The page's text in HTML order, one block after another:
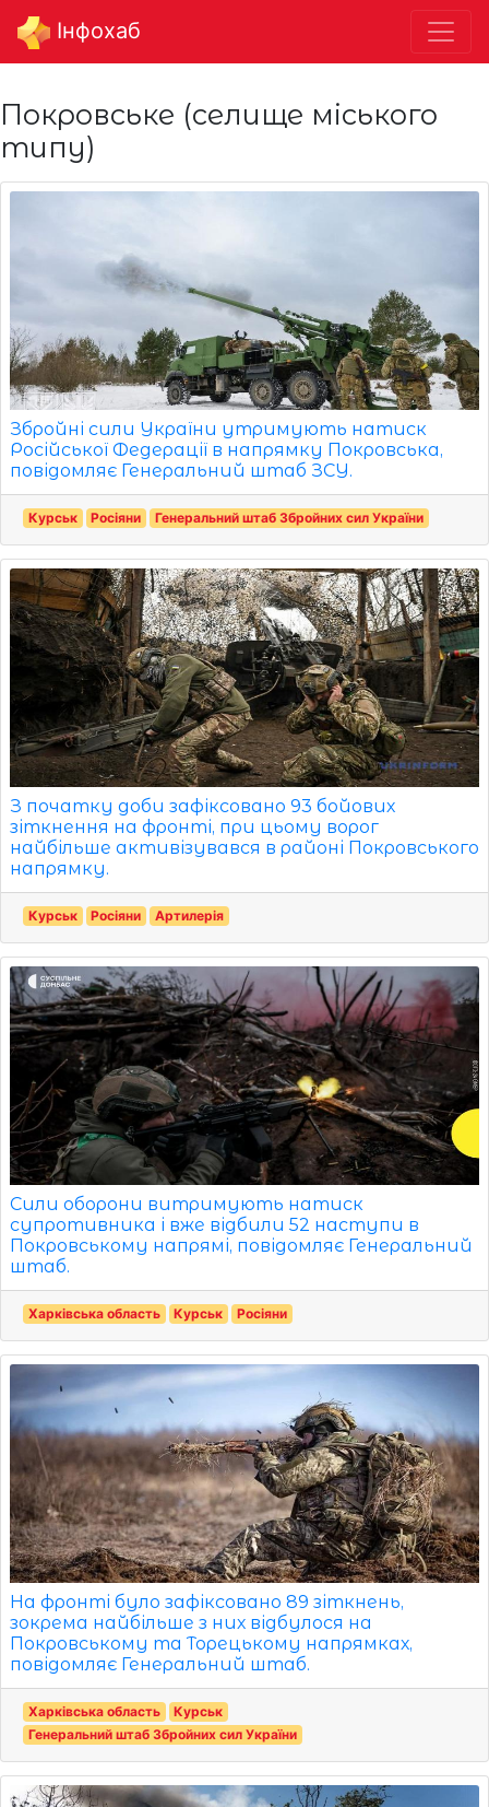
Інфохаб
Покровське (селище міського
типу)
Збройні сили України утримують натиск
Російської Федерації в напрямку Покровська,
повідомляє Генеральний штаб ЗСУ.
Курськ Росіяни Генеральний штаб Збройних сил України
З початку доби зафіксовано 93 бойових
зіткнення на фронті, при цьому ворог
найбільше активізувався в районі Покровського
напрямку.
Курськ Росіяни Артилерія
Сили оборони витримують натиск
супротивника і вже відбили 52 наступи в
Покровському напрямі, повідомляє Генеральний
штаб.
Харківська область Курськ Росіяни
На фронті було зафіксовано 89 зіткнень,
зокрема найбільше з них відбулося на
Покровському та Торецькому напрямках,
повідомляє Генеральний штаб.
Харківська область
Курськ
Генеральний штаб Збройних сил України